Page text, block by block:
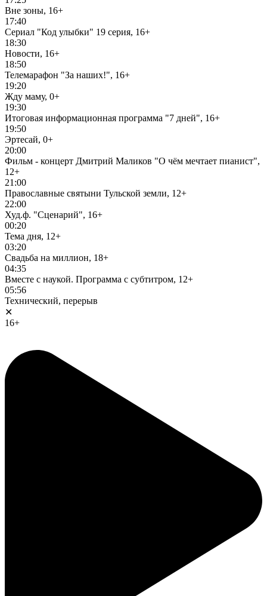
Вне зоны, 16+
17:40
Сериал "Код улыбки" 19 серия, 16+
18:30
Новости, 16+
18:50
Телемарафон "За наших!", 16+
19:20
Жду маму, 0+
19:30
Итоговая информационная программа "7 дней", 16+
19:50
Эртесай, 0+
20:00
Фильм - концерт Дмитрий Маликов "О чём мечтает пианист",
12+
21:00
Православные святыни Тульской земли, 12+
22:00
Худ.ф. "Сценарий", 16+
00:20
Тема дня, 12+
03:20
Свадьба на миллион, 18+
04:35
Вместе с наукой. Программа с субтитром, 12+
05:56
Технический, перерыв
✕
16+